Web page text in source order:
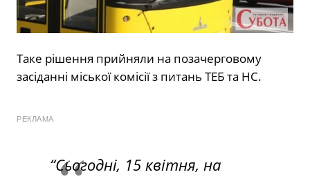
Таке рішення прийняли на позачерговому
засіданні міської комісії з питань ТЕБ та НС.
РЕКЛАМА
“Сьогодні, 15 квітня, на